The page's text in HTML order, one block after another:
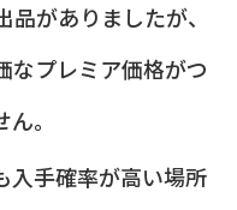
品がありましたが、
なプレミア価格がつ
。
入手確率が高い場所